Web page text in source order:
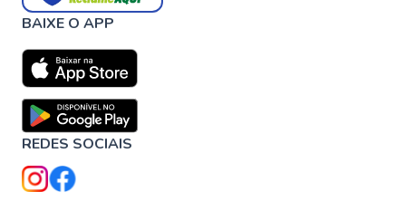
BAIXE O APP
REDES SOCIAIS